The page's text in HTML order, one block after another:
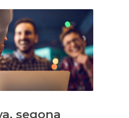
segona